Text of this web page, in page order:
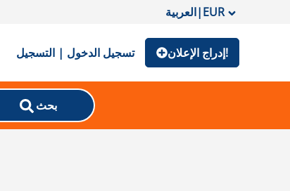
العربية|EUR
تسجيل الدخول | التسجيل إدراج الإعلان!
بحث